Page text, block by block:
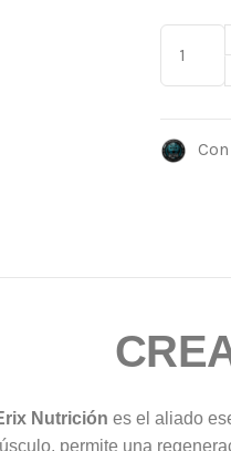
Nutrición es el aliado
permite una